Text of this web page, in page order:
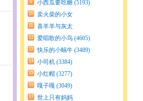
9 小西瓜要吃糖 (5193)
10
卖火柴的小女
孩 (4935)
11
喜羊羊与灰太
狼 (4695)
12 爱唱歌的小鸟 (4605)
13 快乐的小蜗牛 (3489)
14 小司机 (3384)
15 小红帽 (3277)
16 嘎子嘎 (3049)
17 世上只有妈妈